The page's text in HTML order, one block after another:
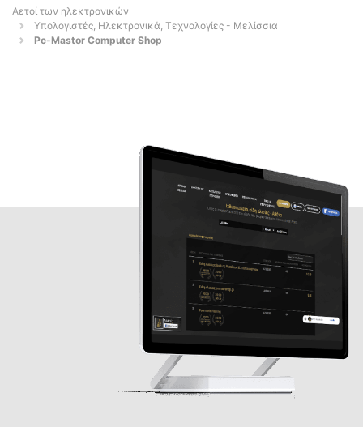
Αετοί των ηλεκτρονικών
Υπολογιστές, Ηλεκτρονικά, Τεχνολογίες - Μελίσσια
Pc-Mastor Computer Shop